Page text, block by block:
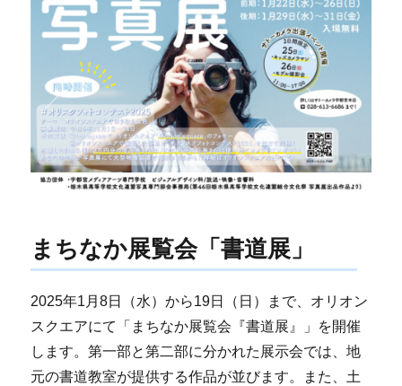
まちなか展覧会「書道展」
2025年1月8日（水）から19日（日）まで、オリオン
スクエアにて「まちなか展覧会『書道展』」を開催
します。第一部と第二部に分かれた展示会では、地
元の書道教室が提供する作品が並びます。また、土